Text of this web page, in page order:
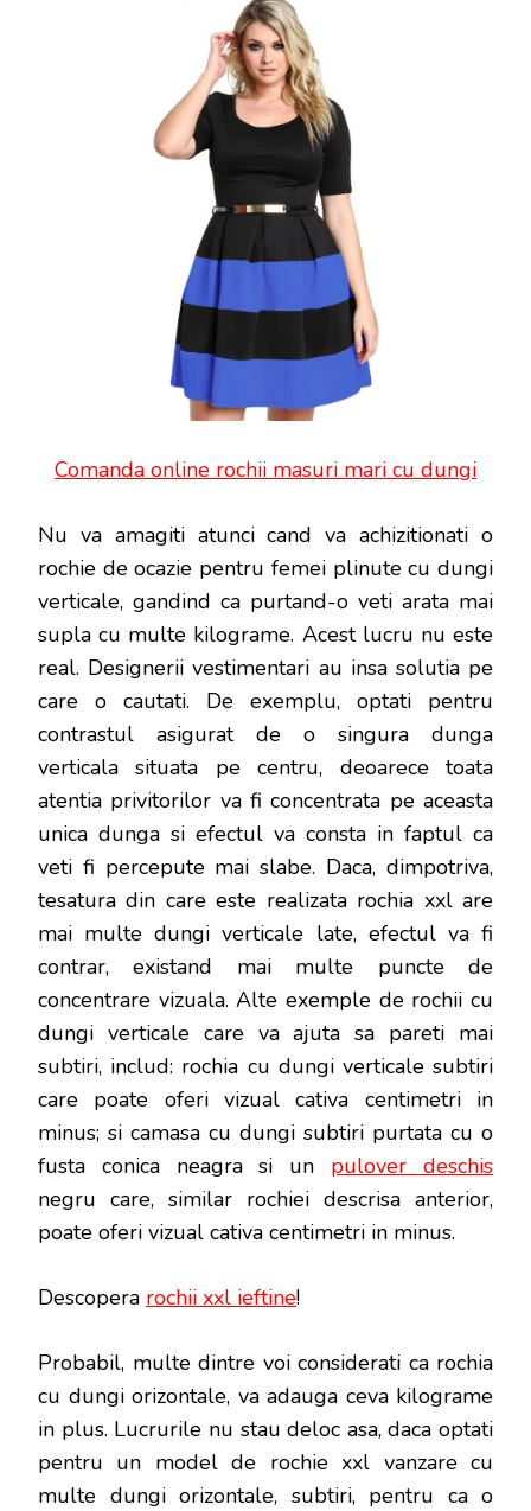
Comanda online rochii masuri mari cu dungi
Nu va amagiti atunci cand va achizitionati o
rochie de ocazie pentru femei plinute cu dungi
verticale, gandind ca purtand-o veti arata mai
supla cu multe kilograme. Acest lucru nu este
real. Designerii vestimentari au insa solutia pe
care o cautati. De exemplu, optati pentru
contrastul asigurat de o singura dunga
verticala situata pe centru, deoarece toata
atentia privitorilor va fi concentrata pe aceasta
unica dunga si efectul va consta in faptul ca
veti fi percepute mai slabe. Daca, dimpotriva,
tesatura din care este realizata rochia xxl are
mai multe dungi verticale late, efectul va fi
contrar, existand mai multe puncte de
concentrare vizuala. Alte exemple de rochii cu
dungi verticale care va ajuta sa pareti mai
subtiri, includ: rochia cu dungi verticale subtiri
care poate oferi vizual cativa centimetri in
minus; si camasa cu dungi subtiri purtata cu o
fusta conica neagra si un pulover deschis
negru care, similar rochiei descrisa anterior,
poate oferi vizual cativa centimetri in minus.
Descopera rochii xxl ieftine!
Probabil, multe dintre voi considerati ca rochia
cu dungi orizontale, va adauga ceva kilograme
in plus. Lucrurile nu stau deloc asa, daca optati
pentru un model de rochie xxl vanzare cu
multe dungi orizontale, subtiri, pentru ca o